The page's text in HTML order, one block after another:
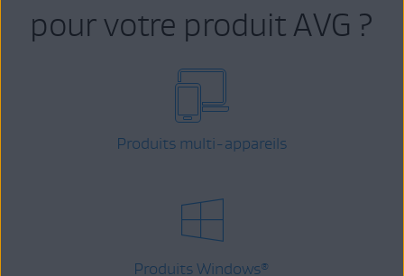
pour votre produit AVG ?
Produits multi-appareils
Produits Windows®